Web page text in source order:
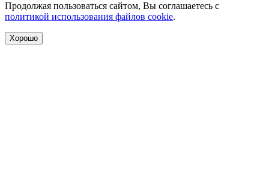
Продолжая пользоваться сайтом, Вы соглашаетесь с
политикой использования файлов cookie.
Хорошо